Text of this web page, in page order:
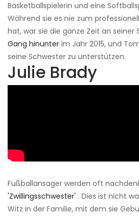
Basketballspielerin und eine
Während sie es nie zum
hat, war sie die ganze Zeit an seiner
Gang hinunter im Jahr 2015, und
seine Schwester zu unterstützen.
Julie Brady
Fußballansager werden oft
'Zwillingsschwester' . Dies ist nicht
Witz in der Familie, mit dem sie